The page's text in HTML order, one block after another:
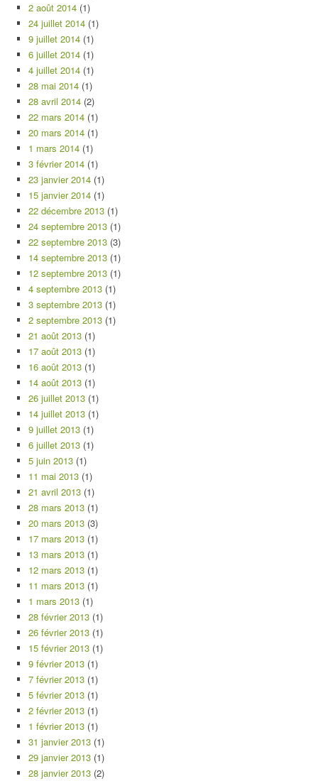
2 août 2014 (1)
24 juillet 2014 (1)
9 juillet 2014 (1)
6 juillet 2014 (1)
4 juillet 2014 (1)
28 mai 2014 (1)
28 avril 2014 (2)
22 mars 2014 (1)
20 mars 2014 (1)
1 mars 2014 (1)
3 février 2014 (1)
23 janvier 2014 (1)
15 janvier 2014 (1)
22 décembre 2013 (1)
24 septembre 2013 (1)
22 septembre 2013 (3)
14 septembre 2013 (1)
12 septembre 2013 (1)
4 septembre 2013 (1)
3 septembre 2013 (1)
2 septembre 2013 (1)
21 août 2013 (1)
17 août 2013 (1)
16 août 2013 (1)
14 août 2013 (1)
26 juillet 2013 (1)
14 juillet 2013 (1)
9 juillet 2013 (1)
6 juillet 2013 (1)
5 juin 2013 (1)
11 mai 2013 (1)
21 avril 2013 (1)
28 mars 2013 (1)
20 mars 2013 (3)
17 mars 2013 (1)
13 mars 2013 (1)
12 mars 2013 (1)
11 mars 2013 (1)
1 mars 2013 (1)
28 février 2013 (1)
26 février 2013 (1)
15 février 2013 (1)
9 février 2013 (1)
7 février 2013 (1)
5 février 2013 (1)
2 février 2013 (1)
1 février 2013 (1)
31 janvier 2013 (1)
29 janvier 2013 (1)
28 janvier 2013 (2)